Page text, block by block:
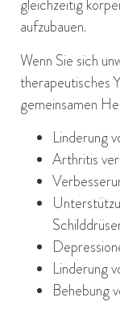
gleichzeitig
aufzubauen.
Wenn Sie sich
therapeutisches
gemeinsamen
Linderung
Arthritis
Linderung
Behebung